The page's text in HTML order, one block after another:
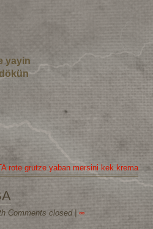
yayin
rote grutze yaban mersini kek krema
Comments closed| ∞